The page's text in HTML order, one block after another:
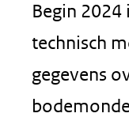
Begin 2024
technisch
gegevens